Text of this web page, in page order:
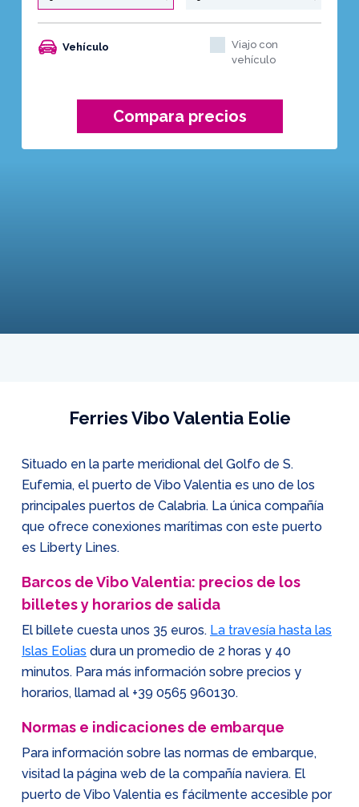
Vehículo
Viajo con
vehículo
Compara precios
Ferries Vibo Valentia Eolie
Situado en la parte meridional del Golfo de S.
Eufemia, el puerto de Vibo Valentia es uno de los
principales puertos de Calabria. La única compañía
que ofrece conexiones marítimas con este puerto
es Liberty Lines.
Barcos de Vibo Valentia: precios de los
billetes y horarios de salida
El billete cuesta unos 35 euros. La travesía hasta las
Islas Eolias dura un promedio de 2 horas y 40
minutos. Para más información sobre precios y
horarios, llamad al +39 0565 960130.
Normas e indicaciones de embarque
Para información sobre las normas de embarque,
visitad la página web de la compañía naviera. El
puerto de Vibo Valentia es fácilmente accesible por